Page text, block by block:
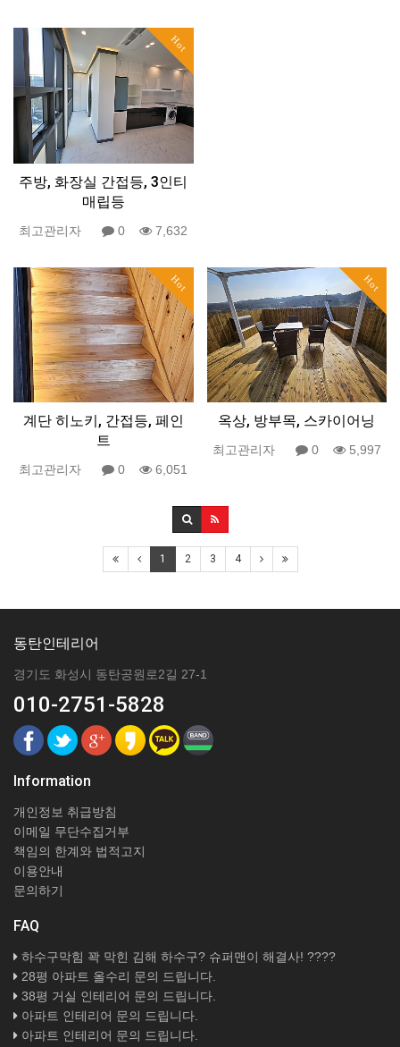
Hot
주방, 화장실 간접등, 3인티
매립등
최고관리자 0 7,632
Hot
계단 히노키, 간접등, 페인
트
최고관리자 0 6,051
Hot
옥상, 방부목, 스카이어닝
최고관리자 0 5,997
1 2 3 4
동탄인테리어
경기도 화성시 동탄공원로2길 27-1
010-2751-5828
Information
개인정보 취급방침
이메일 무단수집거부
책임의 한계와 법적고지
이용안내
문의하기
FAQ
하수구막힘 꽉 막힌 김해 하수구? 슈퍼맨이 해결사! ????
28평 아파트 올수리 문의 드립니다.
38평 거실 인테리어 문의 드립니다.
아파트 인테리어 문의 드립니다.
아파트 인테리어 문의 드립니다.